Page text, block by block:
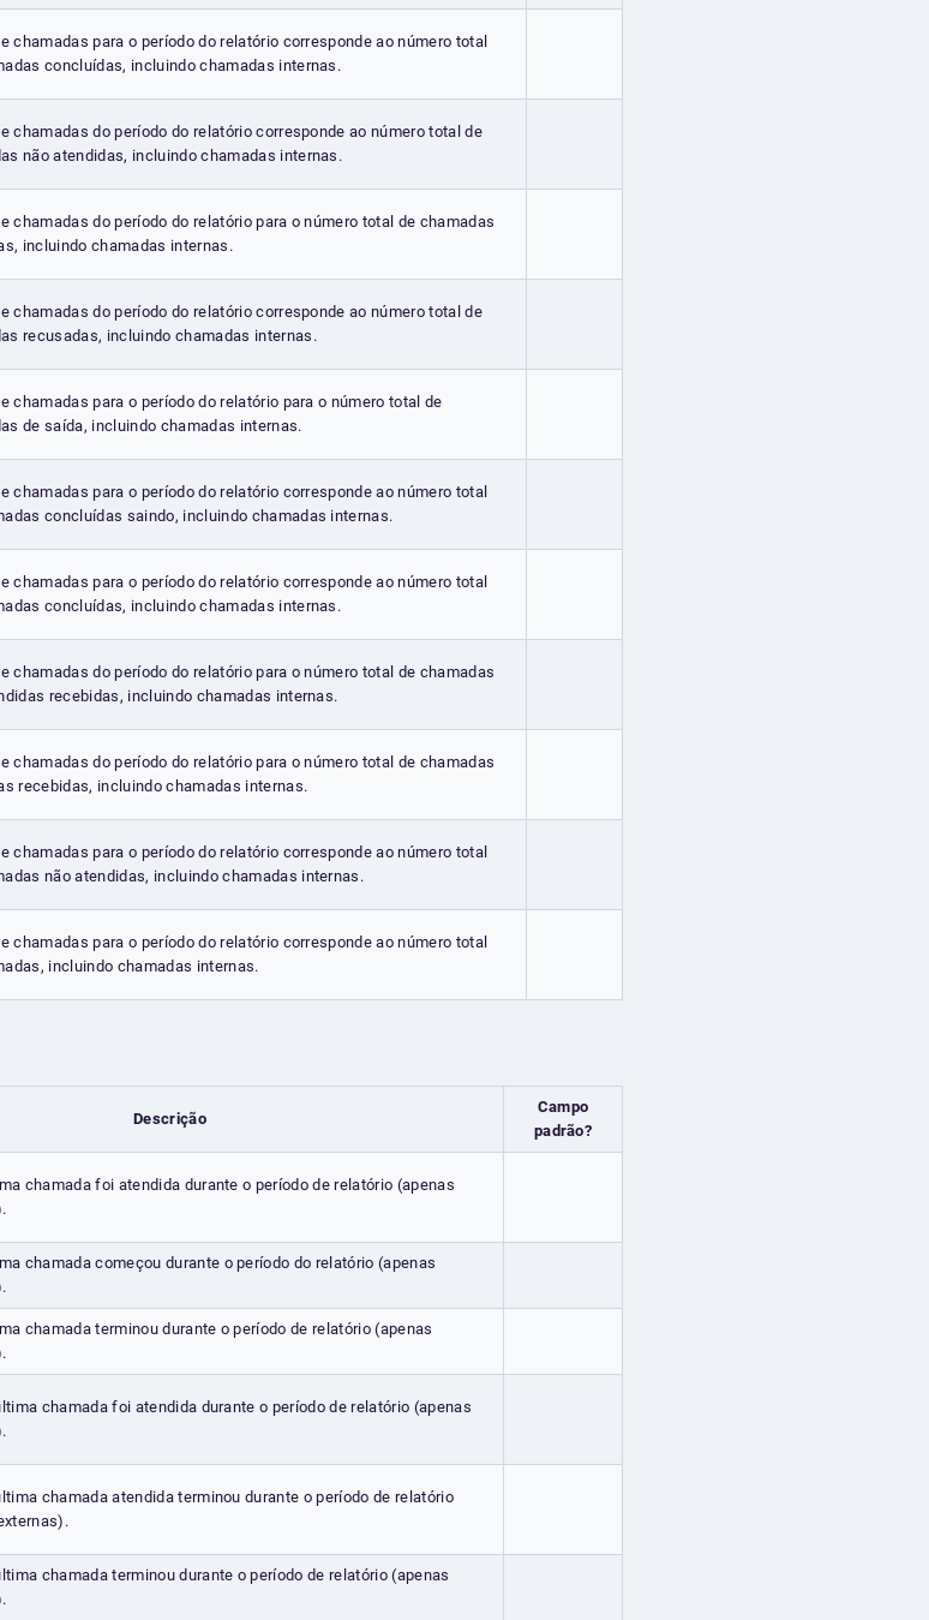
chamadas para o período do relatório corresponde ao número total
concluídas, incluindo chamadas internas.
chamadas do período do relatório corresponde ao número total de
não atendidas, incluindo chamadas internas.
chamadas do período do relatório para o número total de chamadas
incluindo chamadas internas.
chamadas do período do relatório corresponde ao número total de
recusadas, incluindo chamadas internas.
chamadas para o período do relatório para o número total de
de saída, incluindo chamadas internas.
chamadas para o período do relatório corresponde ao número total
concluídas saindo, incluindo chamadas internas.
chamadas para o período do relatório corresponde ao número total
concluídas, incluindo chamadas internas.
chamadas do período do relatório para o número total de chamadas
recebidas, incluindo chamadas internas.
chamadas do período do relatório para o número total de chamadas
recebidas, incluindo chamadas internas.
chamadas para o período do relatório corresponde ao número total
não atendidas, incluindo chamadas internas.
chamadas para o período do relatório corresponde ao número total
incluindo chamadas internas.
Descrição
Campo
padrão?
chamada foi atendida durante o período de relatório (apenas
chamada começou durante o período do relatório (apenas
chamada terminou durante o período de relatório (apenas
chamada foi atendida durante o período de relatório (apenas
chamada atendida terminou durante o período de relatório
chamada terminou durante o período de relatório (apenas